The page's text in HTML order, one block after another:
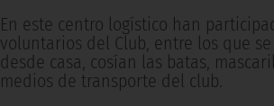
En este centro logístico han
voluntarios del Club, entre los que
desde casa, cosían las batas,
medios de transporte del club.